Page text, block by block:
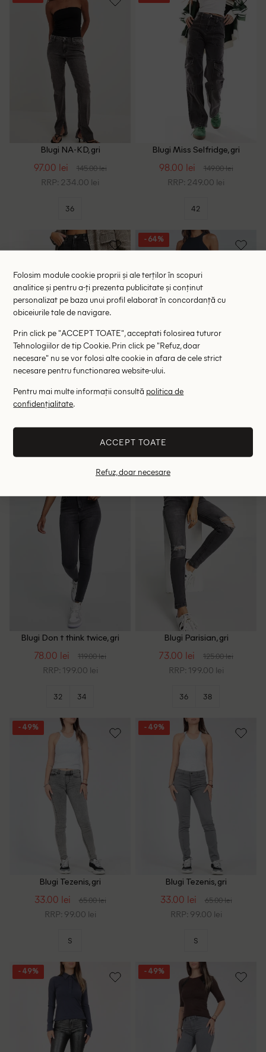
Blugi NA-KD, gri
97.00 lei 145.00 lei
RRP: 234.00 lei
36
Blugi Miss Selfridge, gri
98.00 lei 149.00 lei
RRP: 249.00 lei
42
Blugi Top Shop, gri inchis
99.00 lei
RRP: 199.00 lei
- 64%
Blugi DRDENIM, gri
RRP: 569.00 lei
Blugi Don t think twice, gri
78.00 lei 119.00 lei
RRP: 199.00 lei
32 34
Blugi Parisian, gri
73.00 lei 125.00 lei
RRP: 199.00 lei
36 38
- 49%
Blugi Tezenis, gri
33.00 lei 65.00 lei
RRP: 99.00 lei
S
- 49%
Blugi Tezenis, gri
33.00 lei 65.00 lei
RRP: 99.00 lei
S
- 49% - 49%
Folosim module cookie proprii și ale terților în scopuri
analitice și pentru a-ți prezenta publicitate și conținut
personalizat pe baza unui profil elaborat în concordanță cu
obiceiurile tale de navigare.
Prin click pe "ACCEPT TOATE", acceptati folosirea tuturor
Tehnologiilor de tip Cookie. Prin click pe "Refuz, doar
necesare" nu se vor folosi alte cookie in afara de cele strict
necesare pentru functionarea website-ului.
Pentru mai multe informații consultă politica de
confidențialitate.
ACCEPT TOATE
Refuz, doar necesare